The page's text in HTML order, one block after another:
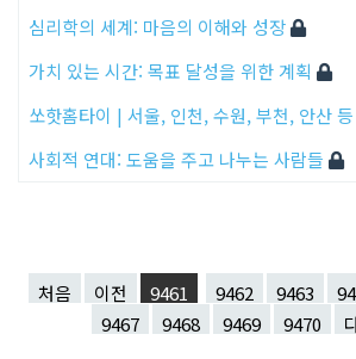
심리학의 세계: 마음의 이해와 성장
가치 있는 시간: 목표 달성을 위한 계획
쏘핫홈타이 | 서울, 인천, 수원, 부천, 안산
사회적 연대: 도움을 주고 나누는 사람들
처음 이전 9461 9462 9463
9467
9468 9469 9470